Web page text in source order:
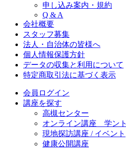
申し込み案内・規約
Q & A
会社概要
スタッフ募集
法人・自治体の皆様へ
個人情報保護方針
データの収集と利用について
特定商取引法に基づく表示
会員ログイン
講座を探す
高槻センター
オンライン講座 学ント
現地探訪講座 / イベント
健康公開講座